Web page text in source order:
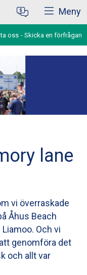
Meny
oss Skicka en förfrågan
lane
vi överraskade
Åhus Beach
Och vi
genomföra det
och allt var